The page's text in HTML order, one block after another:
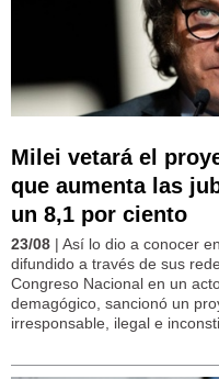
Milei vetará el
que aumenta las
un 8,1 por ciento
23/08 | Así lo dio a conocer
difundido a través de sus
Congreso Nacional en un
demagógico, sancionó un
irresponsable, ilegal e